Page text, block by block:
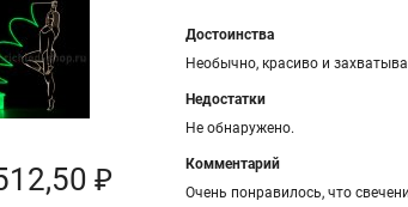
₽
Достоинства
Необычно, красиво и
Недостатки
Не обнаружено.
Комментарий
Очень понравилось, что